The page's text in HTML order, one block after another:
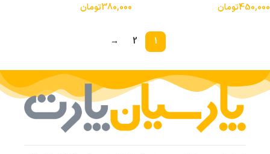
450,000تومان
380,000تومان
1
2
→